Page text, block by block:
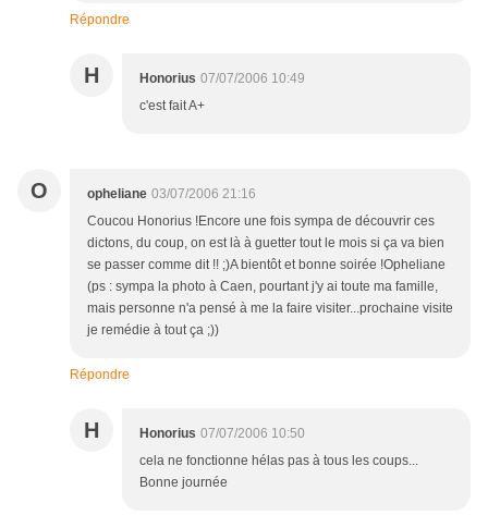
Répondre
H Honorius 07/07/2006 10:49
c'est fait A+
O opheliane 03/07/2006 21:16
Coucou Honorius !Encore une fois sympa de découvrir ces
dictons, du coup, on est là à guetter tout le mois si ça va bien
se passer comme dit !! ;)A bientôt et bonne soirée !Opheliane
(ps : sympa la photo à Caen, pourtant j'y ai toute ma famille,
mais personne n'a pensé à me la faire visiter...prochaine visite
je remédie à tout ça ;))
Répondre
H Honorius 07/07/2006 10:50
cela ne fonctionne hélas pas à tous les coups...
Bonne journée